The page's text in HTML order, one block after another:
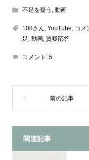
不足を疑う , 動画
108さん, YouTube, コメ
足 , 動画, 質疑応答
コメント: 5
関連記事